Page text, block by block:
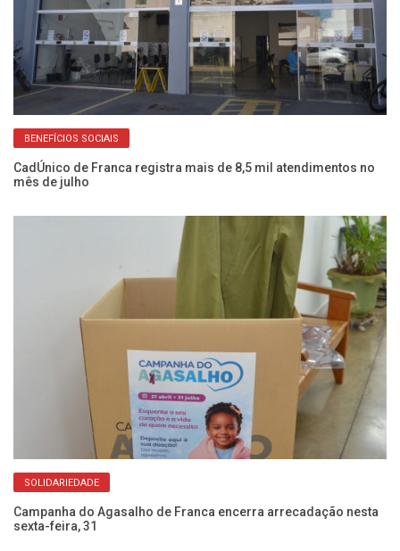
BENEFÍCIOS SOCIAIS
CadÚnico de Franca registra mais de 8,5 mil atendimentos no
mês de julho
SOLIDARIEDADE
Campanha do Agasalho de Franca encerra arrecadação nesta
sexta-feira, 31